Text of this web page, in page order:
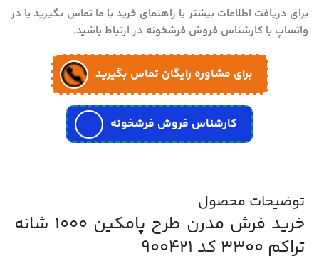
برای دریافت اطلاعات بیشتر یا راهنمای خرید با ما تماس بگیرید یا در
واتساپ با کارشناس فروش فرشخونه در ارتباط باشید.
برای مشاوره رایگان تماس بگیرید
کارشناس فروش فرشخونه
توضیحات محصول
خرید فرش مدرن طرح پامکین 1000 شانه
تراکم 3300 کد 900421